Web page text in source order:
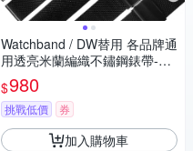
Watchband / DW替用 各品牌通
用透亮米蘭編織不鏽鋼錶帶-黑
色
$980
挑戰低價 券
加入購物車